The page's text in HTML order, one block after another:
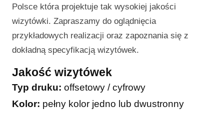
Polsce która projektuje tak wysokiej jakości
wizytówki. Zapraszamy do oglądnięcia
przykładowych realizacji oraz zapoznania się z
dokładną specyfikacją wizytówek.
Jakość wizytówek
Typ druku: offsetowy / cyfrowy
Kolor: pełny kolor jedno lub dwustronny